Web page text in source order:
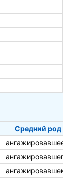
Средний род
ангажировавшее
ангажировавшего